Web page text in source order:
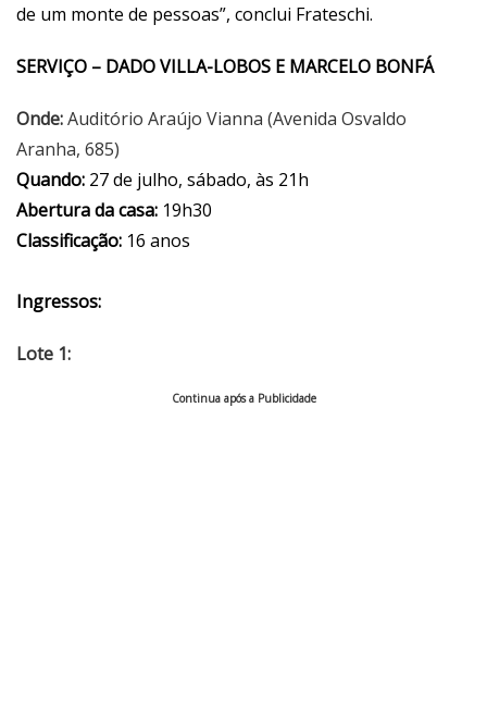
de um monte de pessoas”, conclui Frateschi.
SERVIÇO – DADO VILLA-LOBOS E MARCELO BONFÁ
Onde:Auditório Araújo Vianna (Avenida Osvaldo
Aranha, 685)
Quando: 27 de julho, sábado, às 21h
Abertura da casa: 19h30
Classificação: 16 anos
Ingressos:
Lote 1:
Continua após a Publicidade